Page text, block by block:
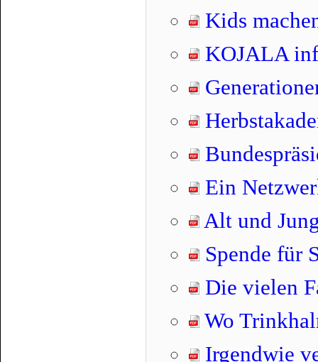
Kids
KOJALA
Ein
Alt und
Spende für
Die vielen
Wo
Irgendwie